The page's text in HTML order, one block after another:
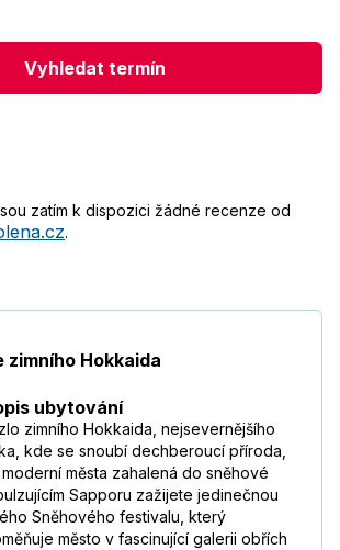
Vyhledat termín
zatím k dispozici žádné recenze od
.
zimního Hokkaida
ubytování
zimního Hokkaida, nejsevernějšího
kde se snoubí dechberoucí příroda,
města zahalená do sněhové
Sapporu zažijete jedinečnou
Sněhového festivalu, který
město v fascinující galerii obřích